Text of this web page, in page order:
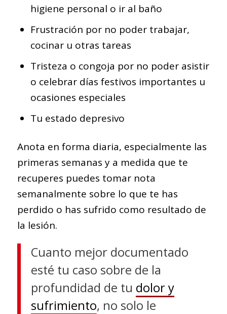
higiene personal o ir al baño
Frustración por no poder trabajar,
cocinar u otras tareas
Tristeza o congoja por no poder asistir
o celebrar días festivos importantes u
ocasiones especiales
Tu estado depresivo
Anota en forma diaria, especialmente las
primeras semanas y a medida que te
recuperes puedes tomar nota
semanalmente sobre lo que te has
perdido o has sufrido como resultado de
la lesión.
Cuanto mejor documentado
esté tu caso sobre de la
profundidad de tu dolor y
sufrimiento, no solo le